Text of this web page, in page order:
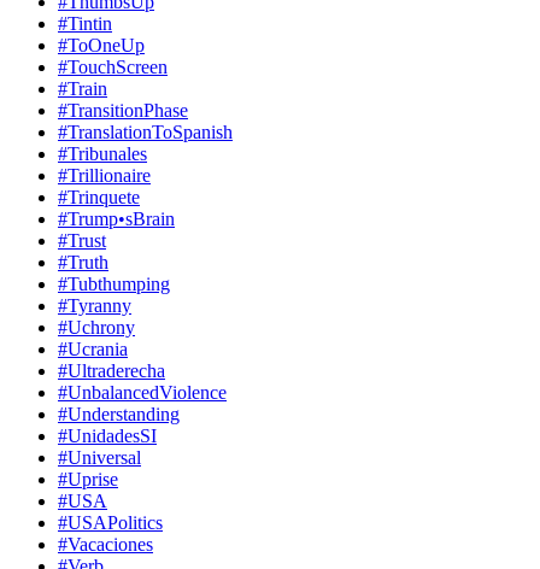
#Tintin
#ToOneUp
#TouchScreen
#Train
#TransitionPhase
#TranslationToSpanish
#Tribunales
#Trillionaire
#Trinquete
#Trump•sBrain
#Trust
#Truth
#Tubthumping
#Tyranny
#Uchrony
#Ucrania
#Ultraderecha
#UnbalancedViolence
#Understanding
#UnidadesSI
#Universal
#Uprise
#USA
#USAPolitics
#Vacaciones